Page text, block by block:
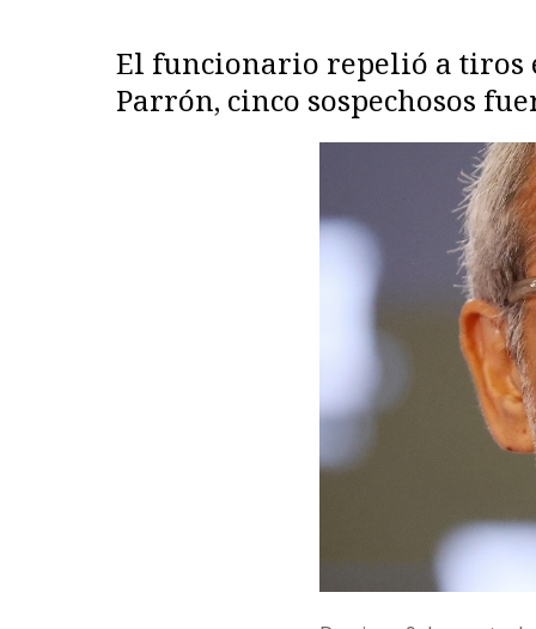
El funcionario repelió a tiros
Parrón, cinco sospechosos